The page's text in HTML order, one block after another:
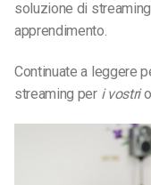
soluzione di
apprendimento.
Continuate a leggere
streaming per i vostri